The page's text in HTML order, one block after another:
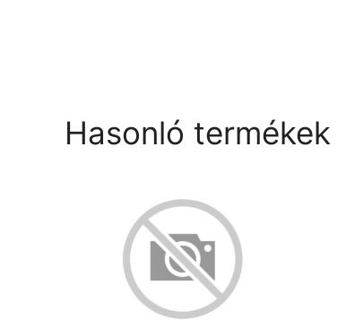
Hasonló termékek